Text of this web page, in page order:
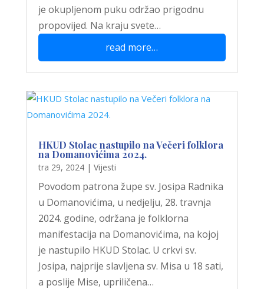
je okupljenom puku održao prigodnu
propovijed. Na kraju svete…
read more…
HKUD Stolac nastupilo na Večeri folklora
na Domanovićima 2024.
tra 29, 2024| Vijesti
Povodom patrona župe sv. Josipa Radnika
u Domanovićima, u nedjelju, 28. travnja
2024. godine, održana je folklorna
manifestacija na Domanovićima, na kojoj
je nastupilo HKUD Stolac. U crkvi sv.
Josipa, najprije slavljena sv. Misa u 18 sati,
a poslije Mise, upriličena…